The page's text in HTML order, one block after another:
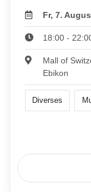
Fr, 7.
18:00 -
Mall of
Ebikon
Diverses